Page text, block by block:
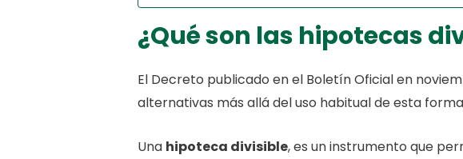
¿Qué son las hipotecas
El Decreto publicado en el Boletín Oficial en
alternativas más allá del uso habitual de esta
Una hipoteca divisible, es un instrumento que